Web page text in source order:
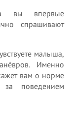
вы впервые
спрашивают
малыша,
Именно
вам о норме
за поведением